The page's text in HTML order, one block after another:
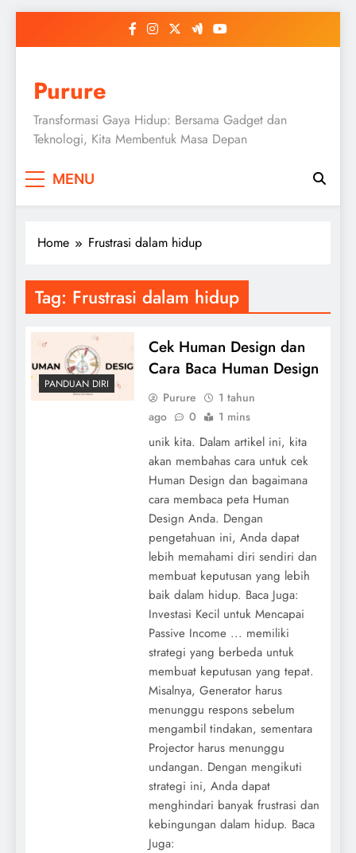
Purure
Transformasi Gaya Hidup: Bersama Gadget dan
Teknologi, Kita Membentuk Masa Depan
MENU
Home Frustrasi dalam hidup
Tag: Frustrasi dalam hidup
PANDUAN DIRI
Cek Human Design dan
Cara Baca Human Design
Purure
1 tahun
ago
0 1 mins
unik kita. Dalam artikel ini, kita
akan membahas cara untuk cek
Human Design dan bagaimana
cara membaca peta Human
Design Anda. Dengan
pengetahuan ini, Anda dapat
lebih memahami diri sendiri dan
membuat keputusan yang lebih
baik dalam hidup. Baca Juga:
Investasi Kecil untuk Mencapai
Passive Income ... memiliki
strategi yang berbeda untuk
membuat keputusan yang tepat.
Misalnya, Generator harus
menunggu respons sebelum
mengambil tindakan, sementara
Projector harus menunggu
undangan. Dengan mengikuti
strategi ini, Anda dapat
menghindari banyak frustrasi dan
kebingungan dalam hidup. Baca
Juga: